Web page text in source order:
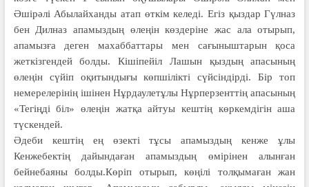
Әшірәлі Абылайханды атап өткім келеді. Егіз қыздар Гүлназ
бен Дилназ апамыздың өлеңін көздеріне жас ала отырып,
апамызға деген махаббаттары мен сағыныштарын қоса
жеткізгендей болды. Кішіпейіл Лашын қыздың апасының
өлеңін сүйіп оқитындығы көпшілікті сүйсіндірді. Бір топ
немерелерінің ішінен Нұрдаулетұлы Нұрперзенттің апасының
«Тегіңді біл» өлеңін жатқа айтуы кештің көркемдігін аша
түскендей.
Әдеби кештің ең өзекті тұсы апа­мыздың кенже ұлы
Кенжебектің дайындаған апамыздың өмірінен алын­ған
бейнебаяны болды.Көріп отырып, көңілі толқымаған жан